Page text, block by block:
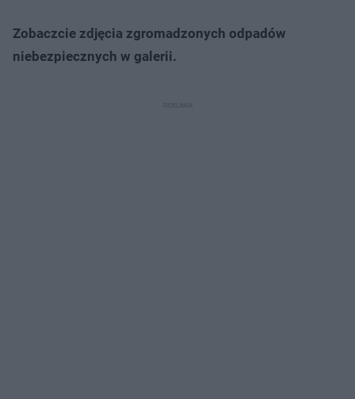
Zobaczcie zdjęcia zgromadzonych odpadów
niebezpiecznych w galerii.